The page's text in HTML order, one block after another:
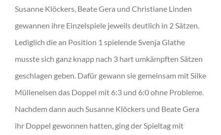
Susanne Klöckers, Beate Gera und Christiane Linden
gewannen ihre Einzelspiele jeweils deutlich in 2 Sätzen.
Lediglich die an Position 1 spielende Svenja Glathe
musste sich ganz knapp nach 3 hart umkämpften Sätzen
geschlagen geben. Dafür gewann sie gemeinsam mit Silke
Mülleneisen das Doppel mit 6:3 und 6:0 ohne Probleme.
Nachdem dann auch Susanne Klöckers und Beate Gera
ihr Doppel gewonnen hatten, ging der Spieltag mit